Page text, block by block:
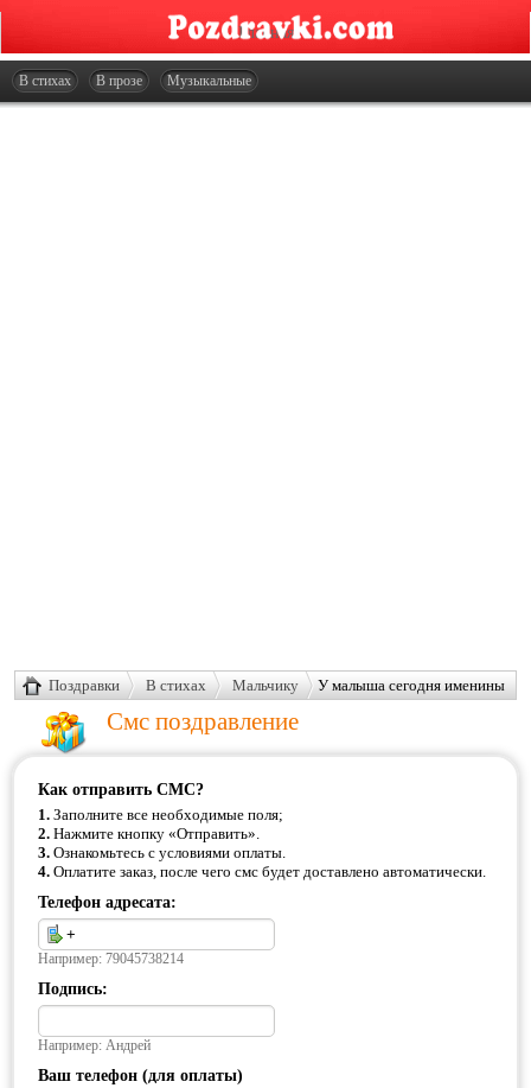
Главная
Открытки
В стихах В прозе Музыкальные
Поздравки В стихах Мальчику У малыша сегодня именины
Смс поздравление
Как отправить СМС?
1. Заполните все необходимые поля;
2. Нажмите кнопку «Отправить».
3. Ознакомьтесь с условиями оплаты.
4. Оплатите заказ, после чего смс будет доставлено автоматически.
Телефон адресата:
Например: 79045738214
Подпись:
Например: Андрей
Ваш телефон (для оплаты)